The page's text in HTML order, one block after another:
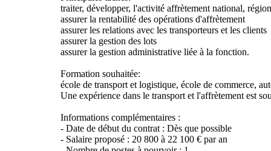
traiter, développer, l'activité affrètement national,
assurer la rentabilité des opérations d'affrètement
assurer les relations avec les transporteurs et les clients
assurer la gestion des lots
assurer la gestion administrative liée à la fonction.
Formation souhaitée:
école de transport et logistique, école de commerce,
Une expérience dans le transport et l'affrètement est
Informations complémentaires :
- Date de début du contrat : Dès que possible
- Salaire proposé : 20 800 à 22 100 € par an